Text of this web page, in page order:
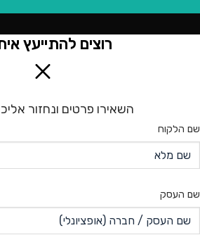
רוצים להתייעץ
השאירו פרטים ונחזור
שם הלקוח
שם העסק